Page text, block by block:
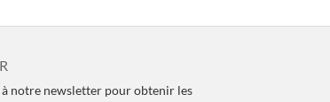
notre newsletter pour obtenir les